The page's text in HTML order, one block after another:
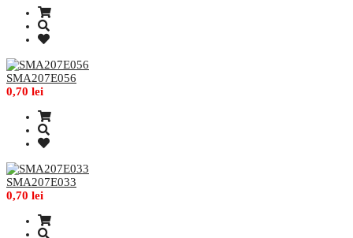
SMA207E056
0,70 lei
SMA207E033
0,70 lei